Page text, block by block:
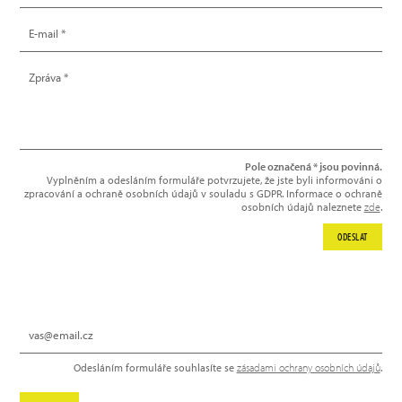
Odesláním formuláře souhlasíte se zásadami ochrany osobních údajů.
Pole označená * jsou povinná.
Vyplněním a odesláním formuláře potvrzujete, že jste byli informováni o
zpracování a ochraně osobních údajů v souladu s GDPR. Informace o ochraně
osobních údajů naleznete zde.
ODESLAT